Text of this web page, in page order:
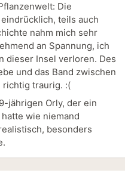
Die
teils auch
nahm mich sehr
an Spannung, ich
dieser Insel verloren. Des
und das Band zwischen
richtig traurig. :(
jährigen Orly, der ein
wie niemand
besonders